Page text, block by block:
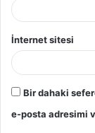
İnternet sitesi
Bir dahaki
e-posta adresimi